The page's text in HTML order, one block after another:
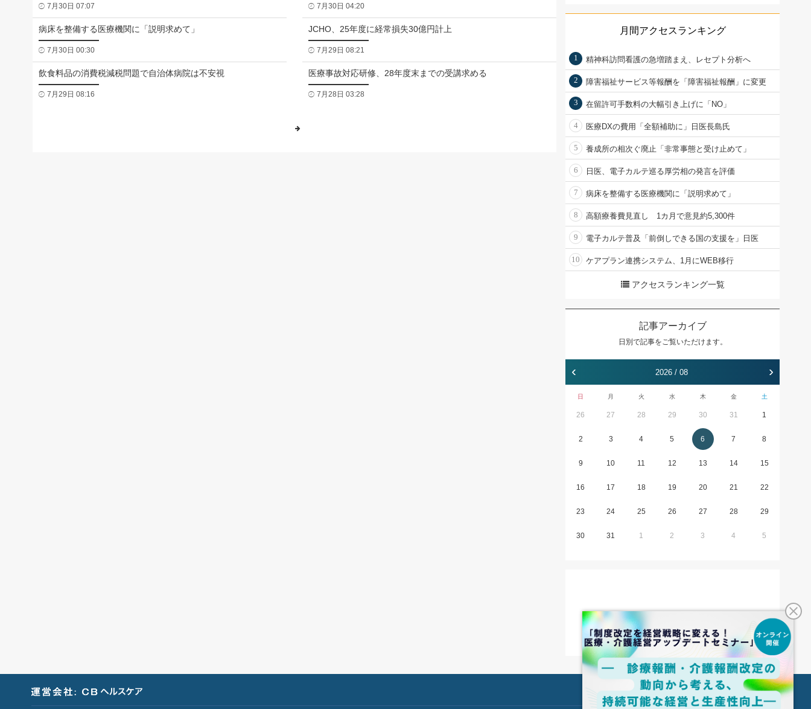
7月30日 07:07 7月30日 04:20
病床を整備する医療機関に「説明求めて」
7月30日 00:30
JCHO、25年度に経常損失30億円計上
7月29日 08:21
飲食料品の消費税減税問題で自治体病院は不安視
7月29日 08:16
医療事故対応研修、28年度末までの受講求める
7月28日 03:28
月間アクセスランキング
1 精神科訪問看護の急増踏まえ、レセプト分析へ
2 障害福祉サービス等報酬を「障害福祉報酬」に変更
3 在留許可手数料の大幅引き上げに「NO」
4 医療DXの費用「全額補助に」日医長島氏
5 養成所の相次ぐ廃止「非常事態と受け止めて」
6 日医、電子カルテ巡る厚労相の発言を評価
7 病床を整備する医療機関に「説明求めて」
8 高額療養費見直し 1カ月で意見約5,300件
9 電子カルテ普及「前倒しできる国の支援を」日医
10 ケアプラン連携システム、1月にWEB移行
アクセスランキング一覧
記事アーカイブ
日別で記事をご覧いただけます。
‹ 2026 / 08 ›
日 月 火 水 木 金 土
26 27 28 29 30 31 1
2 3 4 5 6 7 8
9 10 11 12 13 14 15
16 17 18 19 20 21 22
23 24 25 26 27 28 29
30 31 1 2 3 4 5